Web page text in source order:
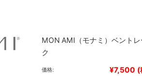
MON AMI（モナミ）ベント
ク
価格: ¥7,500 (